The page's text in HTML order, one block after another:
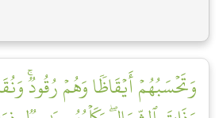
وَتَحۡسَبُهُمۡ أَيۡقَاظٗا وَهُمۡ رُقُودٞۚ